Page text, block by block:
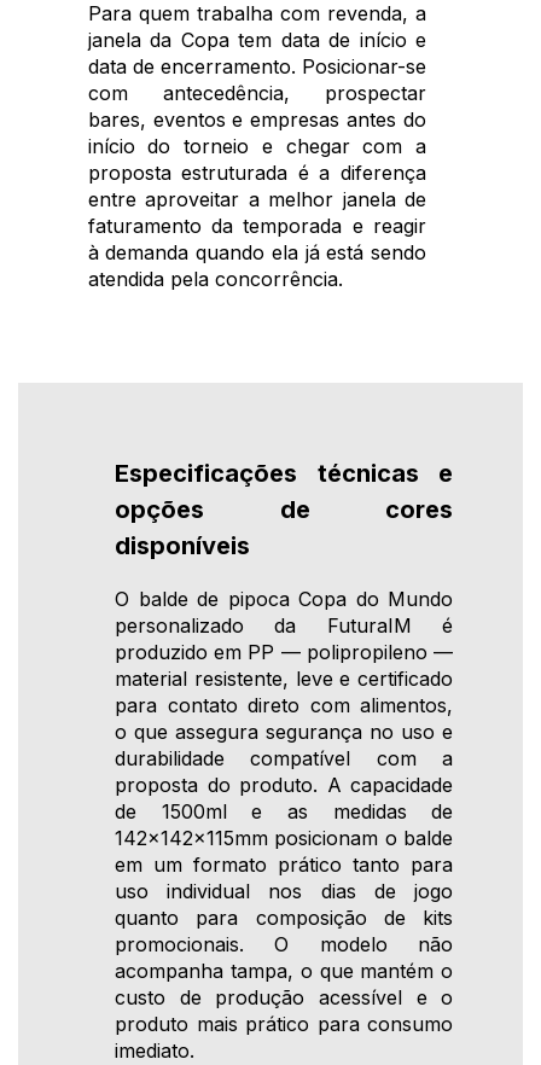
Para quem trabalha com revenda, a
janela da Copa tem data de início e
data de encerramento. Posicionar-se
com antecedência, prospectar
bares, eventos e empresas antes do
início do torneio e chegar com a
proposta estruturada é a diferença
entre aproveitar a melhor janela de
faturamento da temporada e reagir
à demanda quando ela já está sendo
atendida pela concorrência.
Especificações técnicas e
opções de cores
disponíveis
O balde de pipoca Copa do Mundo
personalizado da FuturaIM é
produzido em PP — polipropileno —
material resistente, leve e certificado
para contato direto com alimentos,
o que assegura segurança no uso e
durabilidade compatível com a
proposta do produto. A capacidade
de 1500ml e as medidas de
142x142x115mm posicionam o balde
em um formato prático tanto para
uso individual nos dias de jogo
quanto para composição de kits
promocionais. O modelo não
acompanha tampa, o que mantém o
custo de produção acessível e o
produto mais prático para consumo
imediato.